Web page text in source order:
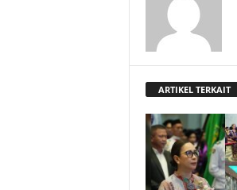
ARTIKEL TERKAIT